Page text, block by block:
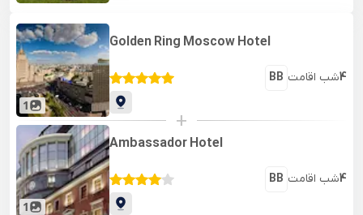
1
Golden Ring Moscow Hotel
BB شب اقامت4
+
1
Ambassador Hotel
BB شب اقامت4